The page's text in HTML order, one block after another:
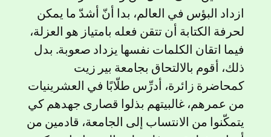
ازداد البؤس في العالم، بدا أنّ أشدّ ما يمكن
لحرفة الكتابة أن تتقن فعله بامتياز هو العزلة،
فيما اتقان الكلمات نفسها يزداد صعوبة. بدل
ذلك، أقوم بالالتحاق بجامعة بير زيت
كمحاضرة زائرة، أدرِّس طلّابًا في العشرينيات
من عمرهم، غالبيتهم بذلوا قصارى جهدهم كي
يتمكّنوا من الانتساب إلى الجامعة، قادمين من